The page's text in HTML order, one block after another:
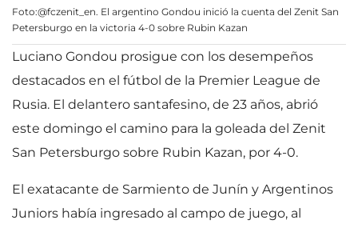
Foto:@fczenit_en. El argentino Gondou inició la cuenta del Zenit San
Petersburgo en la victoria 4-0 sobre Rubin Kazan
Luciano Gondou prosigue con los desempeños
destacados en el fútbol de la Premier League de
Rusia. El delantero santafesino, de 23 años, abrió
este domingo el camino para la goleada del Zenit
San Petersburgo sobre Rubin Kazan, por 4-0.
El exatacante de Sarmiento de Junín y Argentinos
Juniors había ingresado al campo de juego, al